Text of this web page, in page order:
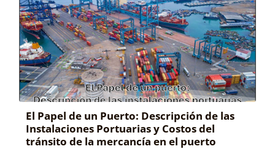
El Papel de un Puerto: Descripción de las
Instalaciones Portuarias y Costos del
tránsito de la mercancía en el puerto